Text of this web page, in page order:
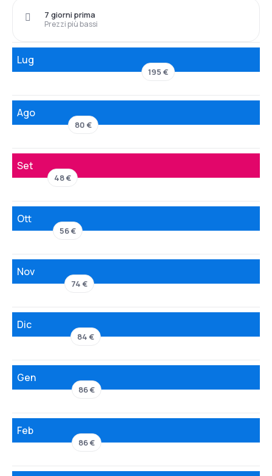
Prezzi più bassi
7 giorni prima
Lug
195 €
Ago
80 €
Set
48 €
Ott
56 €
Nov
74 €
Dic
84 €
Gen
86 €
Feb
86 €